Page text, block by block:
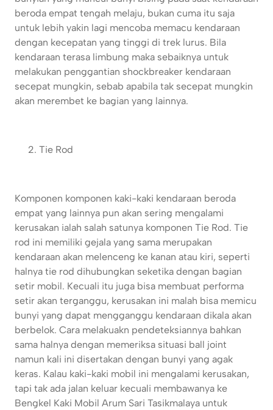
beroda empat tengah melaju, bukan cuma itu saja
untuk lebih yakin lagi mencoba memacu kendaraan
dengan kecepatan yang tinggi di trek lurus. Bila
kendaraan terasa limbung maka sebaiknya untuk
melakukan penggantian shockbreaker kendaraan
secepat mungkin, sebab apabila tak secepat mungkin
akan merembet ke bagian yang lainnya.
Tie Rod
Komponen komponen kaki-kaki kendaraan beroda
empat yang lainnya pun akan sering mengalami
kerusakan ialah salah satunya komponen Tie Rod. Tie
rod ini memiliki gejala yang sama merupakan
kendaraan akan melenceng ke kanan atau kiri, seperti
halnya tie rod dihubungkan seketika dengan bagian
setir mobil. Kecuali itu juga bisa membuat performa
setir akan terganggu, kerusakan ini malah bisa memicu
bunyi yang dapat mengganggu kendaraan dikala akan
berbelok. Cara melakuakn pendeteksiannya bahkan
sama halnya dengan memeriksa situasi ball joint
namun kali ini disertakan dengan bunyi yang agak
keras. Kalau kaki-kaki mobil ini mengalami kerusakan,
tapi tak ada jalan keluar kecuali membawanya ke
Bengkel Kaki Mobil Arum Sari Tasikmalaya untuk